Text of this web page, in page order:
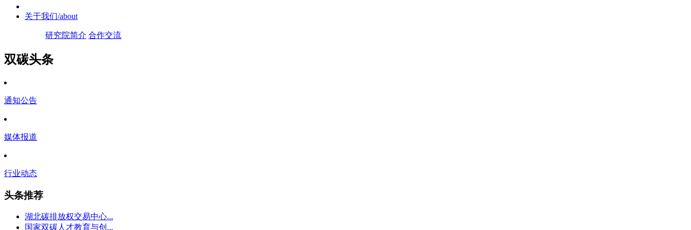
关于我们/about
研究院简介 合作交流
双碳头条
通知公告
媒体报道
行业动态
头条推荐
湖北碳排放权交易中心...
国家双碳人才教育与创...